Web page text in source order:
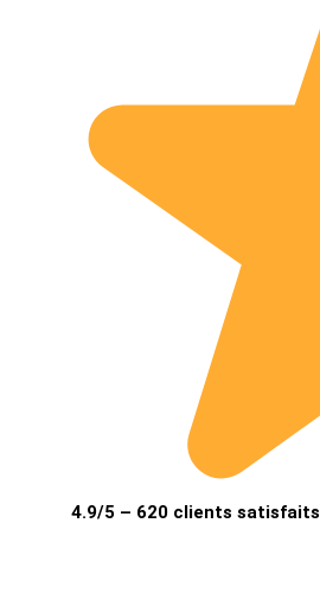
4.9/5 – 620 clients satisfaits